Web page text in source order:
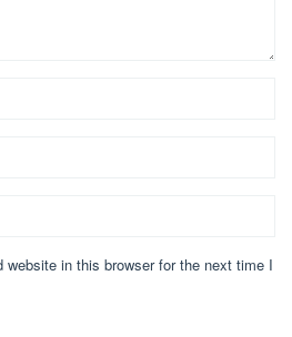
in this browser for the next time I